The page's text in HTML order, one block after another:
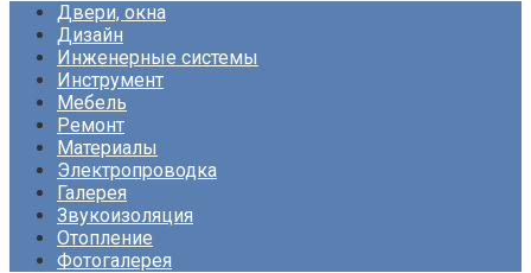
Двери, окна
Дизайн
Инженерные системы
Инструмент
Мебель
Ремонт
Материалы
Электропроводка
Галерея
Звукоизоляция
Отопление
Фотогалерея